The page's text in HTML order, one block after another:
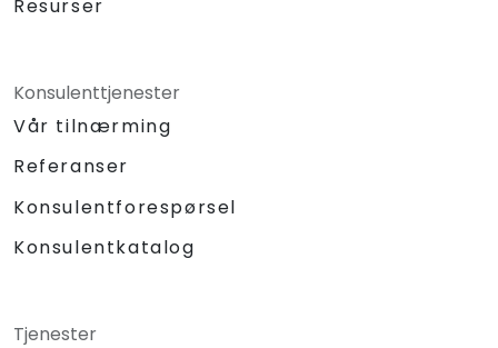
Resurser
Konsulenttjenester
Vår tilnærming
Referanser
Konsulentforespørsel
Konsulentkatalog
Tjenester